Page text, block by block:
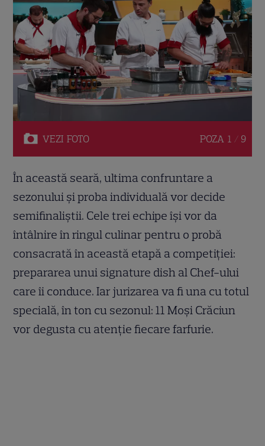
VEZI FOTO POZA 1 / 9
În această seară, ultima confruntare a
sezonului și proba individuală vor decide
semifinaliștii. Cele trei echipe își vor da
întâlnire în ringul culinar pentru o probă
consacrată în această etapă a competiției:
prepararea unui signature dish al Chef-ului
care îi conduce. Iar jurizarea va fi una cu totul
specială, în ton cu sezonul: 11 Moși Crăciun
vor degusta cu atenție fiecare farfurie.